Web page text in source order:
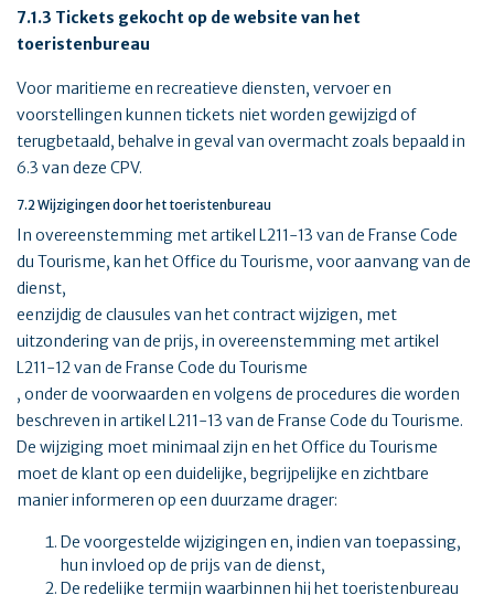
7.1.3 Tickets gekocht op de website van het
toeristenbureau
Voor maritieme en recreatieve diensten, vervoer en
voorstellingen kunnen tickets niet worden gewijzigd of
terugbetaald, behalve in geval van overmacht zoals bepaald in
6.3 van deze CPV.
7.2 Wijzigingen door het toeristenbureau
In overeenstemming met artikel L211-13 van de Franse Code
du Tourisme, kan het Office du Tourisme, voor aanvang van de
dienst,
eenzijdig de clausules van het contract wijzigen, met
uitzondering van de prijs, in overeenstemming met artikel
L211-12 van de Franse Code du Tourisme
, onder de voorwaarden en volgens de procedures die worden
beschreven in artikel L211-13 van de Franse Code du Tourisme.
De wijziging moet minimaal zijn en het Office du Tourisme
moet de klant op een duidelijke, begrijpelijke en zichtbare
manier informeren op een duurzame drager:
De voorgestelde wijzigingen en, indien van toepassing,
hun invloed op de prijs van de dienst,
De redelijke termijn waarbinnen hij het toeristenbureau